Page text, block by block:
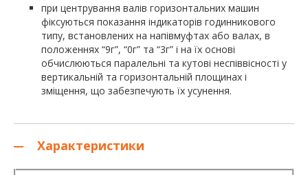
при центрування валів горизонтальних машин
фіксуються показання індикаторів годинникового
типу, встановлених на напівмуфтах або валах, в
положеннях “9г”, “0г” та “3г” і на їх основі
обчислюються паралельні та кутові неспіввісності у
вертикальній та горизонтальній площинах і
зміщення, що забезпечують їх усунення.
Характеристики